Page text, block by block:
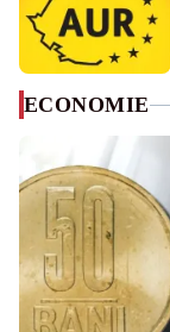
ECONOMIE